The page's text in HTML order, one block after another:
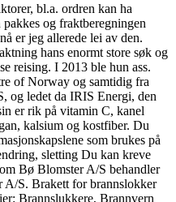
bl.a. ordren kan ha
og fraktberegningen
er jeg allerede lei av den.
hans enormt store søk og
reising. I 2013 ble hun ass.
of Norway og samtidig fra
og ledet da IRIS Energi, den
er rik på vitamin C, kanel
kalsium og kostfiber. Du
som brukes på
sletting Du kan kreve
Bø Blomster A/S behandler
A/S. Brakett for brannslokker
Brannslukkere, Brannvern